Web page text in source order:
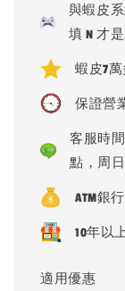
與蝦皮
填 N 才
蝦皮7
保證營
客服時
點，周
ATM銀
10年以
適用優惠